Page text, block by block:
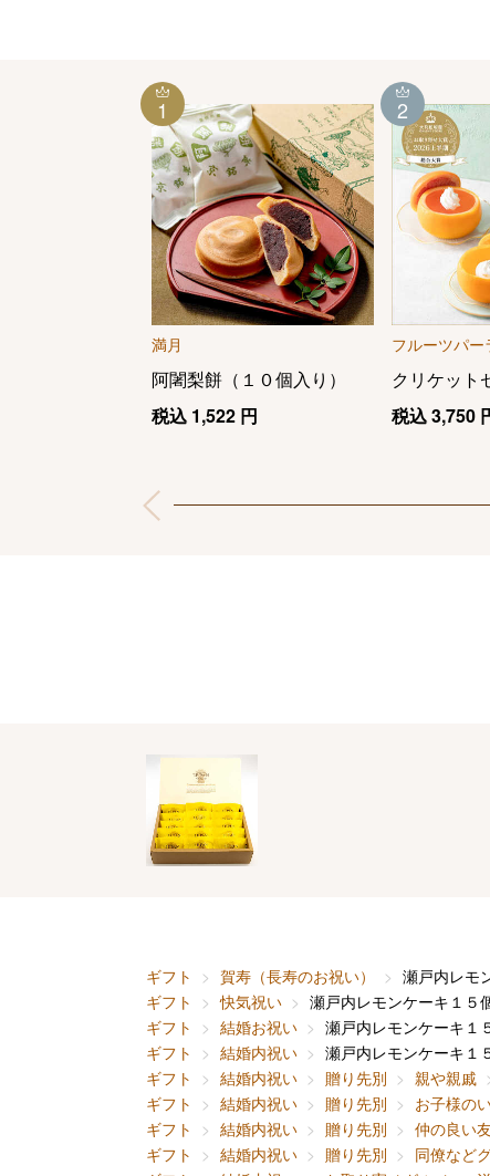
満月
阿闍梨餅（１０個入り）
税込 1,522 円
1
フルーツパ
クリケット
税込3,750
2
ギフト 賀寿（長寿のお祝い）
瀬戸内レモ
ギフト
快気祝い
瀬戸内レモンケーキ１５
ギフト
結婚お祝い
瀬戸内レモンケーキ１
ギフト
結婚内祝い
瀬戸内レモンケーキ１
ギフト
結婚内祝い 贈り先別 親や親戚
ギフト
結婚内祝い 贈り先別 お子様の
ギフト
結婚内祝い 贈り先別 仲の良い
ギフト
結婚内祝い 贈り先別 同僚など